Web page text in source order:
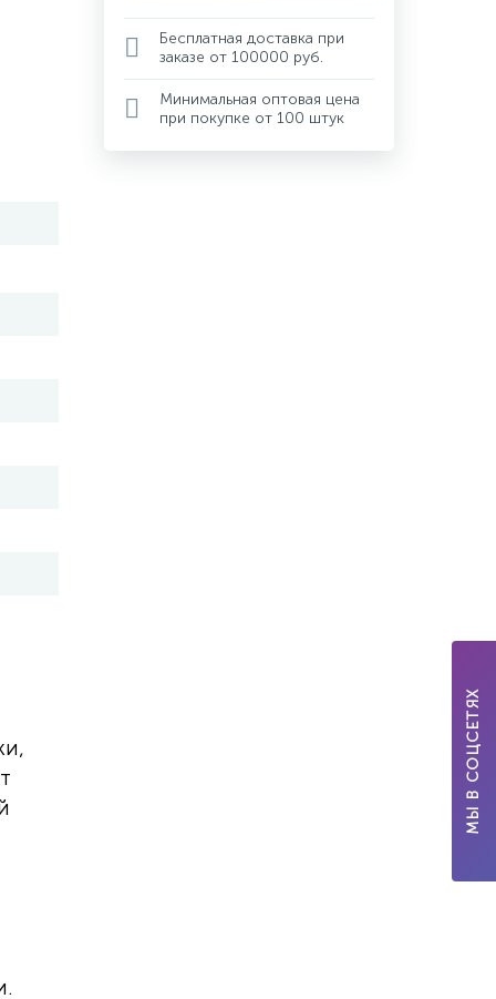
Бесплатная доставка при
заказе от 100000 руб.
Минимальная оптовая цена
при покупке от 100 штук
МЫ В СОЦСЕТЯХ